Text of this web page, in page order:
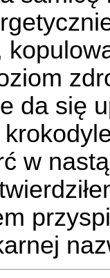
da się
w